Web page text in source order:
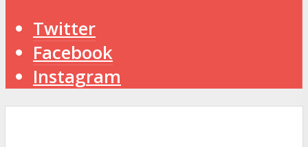
Twitter
Facebook
Instagram